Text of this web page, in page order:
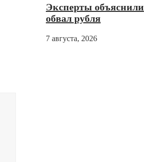
Эксперты объяснили
обвал рубля
7 августа, 2026